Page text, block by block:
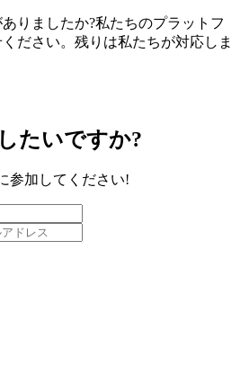
りましたか?私たちのプラットフ
ださい。残りは私たちが対応しま
たいですか?
参加してください!